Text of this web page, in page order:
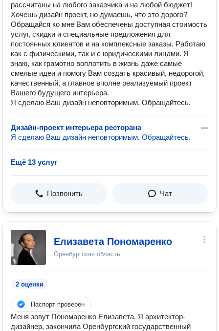
рассчитаны на любого заказчика и на любой бюджет!
Хочешь дизайн проект, но думаешь, что это дорого?
Обращайся ко мне Вам обеспечены доступная стоимость
услуг, скидки и специальные предложения для
постоянных клиентов и на комплексные заказы. Работаю
как с физическими, так и с юридическими лицами. Я
знаю, как грамотно воплотить в жизнь даже самые
смелые идеи и помогу Вам создать красивый, недорогой,
качественный, а главное вполне реализуемый проект
Вашего будущего интерьера.
Я сделаю Ваш дизайн неповторимым. Обращайтесь.
Дизайн-проект интерьера ресторана
—
Я сделаю Ваш дизайн неповторимым. Обращайтесь.
Ещё 13 услуг
Позвонить Чат
Елизавета Пономаренко
Оренбургская область
2 оценки
Паспорт проверен
Меня зовут Пономаренко Елизавета. Я архитектор-
дизайнер, закончила Оренбургский государственный